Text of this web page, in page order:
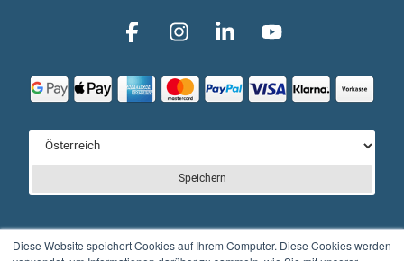
Diese Website speichert Cookies auf Ihrem Computer. Diese Cookies werden
Speichern